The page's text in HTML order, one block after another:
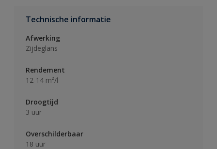
Technische informatie
Afwerking
Zijdeglans
Rendement
12-14 m²/l
Droogtijd
3 uur
Overschilderbaar
18 uur